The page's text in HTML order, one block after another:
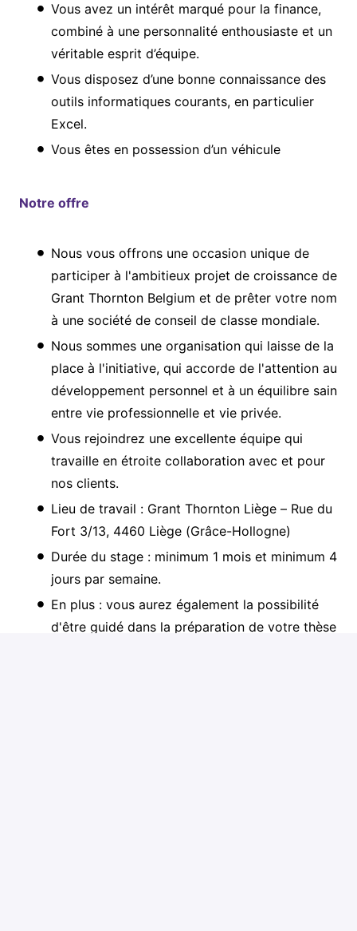
Vous avez un intérêt marqué pour la finance,
combiné à une personnalité enthousiaste et un
véritable esprit d’équipe.
Vous disposez d’une bonne connaissance des
outils informatiques courants, en particulier
Excel.
Vous êtes en possession d’un véhicule
Notre offre
Nous vous offrons une occasion unique de
participer à l'ambitieux projet de croissance de
Grant Thornton Belgium et de prêter votre nom
à une société de conseil de classe mondiale.
Nous sommes une organisation qui laisse de la
place à l'initiative, qui accorde de l'attention au
développement personnel et à un équilibre sain
entre vie professionnelle et vie privée.
Vous rejoindrez une excellente équipe qui
travaille en étroite collaboration avec et pour
nos clients.
Lieu de travail : Grant Thornton Liège – Rue du
Fort 3/13, 4460 Liège (Grâce-Hollogne)
Durée du stage : minimum 1 mois et minimum 4
jours par semaine.
En plus : vous aurez également la possibilité
d'être guidé dans la préparation de votre thèse